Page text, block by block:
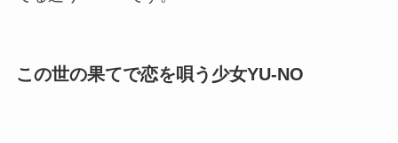
この世の果てで恋を唄う少女YU-NO